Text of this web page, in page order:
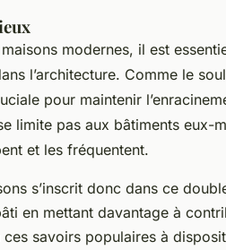
modernes, il est
l’architecture. Comme le
pour maintenir
limite pas aux bâtiments eux-
et les fréquentent.
s’inscrit donc dans ce
en mettant davantage à
savoirs populaires à